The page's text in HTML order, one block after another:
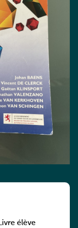
élève